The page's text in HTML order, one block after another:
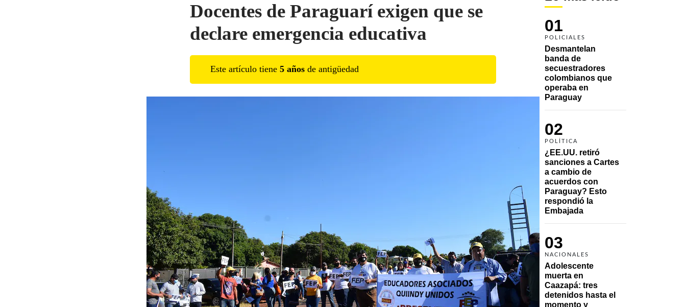
01
POLICIALES
Desmantelan
banda de
secuestradores
colombianos que
operaba en
Paraguay
02
POLÍTICA
¿EE.UU. retiró
sanciones a Cartes
a cambio de
acuerdos con
Paraguay? Esto
respondió la
Embajada
03
NACIONALES
Adolescente
muerta en
Caazapá: tres
detenidos hasta el
momento y
Docentes de Paraguarí exigen que se
declare emergencia educativa
Este artículo tiene 5 años de antigüedad